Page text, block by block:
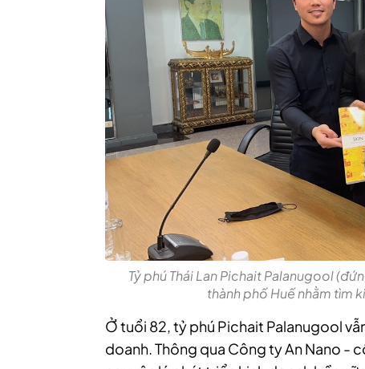
Tỷ phú Thái Lan Pichait Palanugool
thành phố Huế nhằm tìm
Ở tuổi 82, tỷ phú Pichait Palanugool
doanh. Thông qua Công ty An Nano -